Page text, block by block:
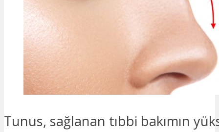
Tunus, sağlanan tıbbi bakımın